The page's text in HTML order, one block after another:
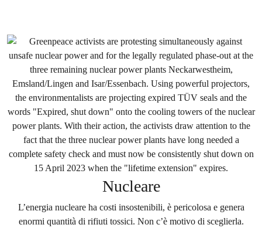
Nucleare
L’energia nucleare ha costi insostenibili, è pericolosa e genera
enormi quantità di rifiuti tossici. Non c’è motivo di sceglierla.